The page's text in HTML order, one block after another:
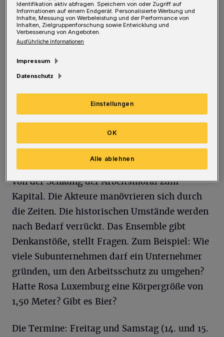
Foto: LOCHsemble
„Alles, was die Menschen in Bewegung setzt,
muss durch ihren Kopf hindurch, aber welche
Gestalt es in diesem Kopf annimmt, hängt
sehr von den Umständen ab" – unter dem
Motto dieses Engels-Zitates unternehmen
Sahar Raie, Andre Dinter und Bina Noss vom
„LOCHsemble“ einen surrealen Spaziergang
von der Senkung der Arbeitsmoral zum
Kapital. Die Akteure manövrieren sich durch
die Zeiten. Die historischen Umstände werden
nach Bedarf verrückt. Das Ensemble gibt
Denkanstöße, stellt Fragen. Zum Beispiel: Wie
viele Subunternehmen darf ein Unternehmer
gründen, um den Arbeitsschutz zu umgehen?
Hatte Rosa Luxemburg eine Körpergröße von
1,50 Meter? Gibt es Bier?
Die Termine: Freitag und Samstag (14. und 15.
Identifikation aktiv abfragen. Speichern von oder Zugriff auf
Informationen auf einem Endgerät. Personalisierte Werbung und
Inhalte, Messung von Werbeleistung und der Performance von
Inhalten, Zielgruppenforschung sowie Entwicklung und
Verbesserung von Angeboten.
Ausführliche Informationen
Impressum
Datenschutz
Einstellungen
Alle ablehnen
OK